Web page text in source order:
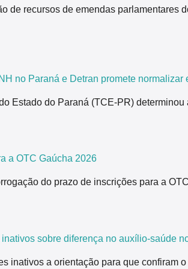
de recursos de emendas
no Paraná e Detran promete normalizar
Estado do Paraná (TCE-PR)
a OTC Gaúcha 2026
do prazo de inscrições para a
sobre diferença no auxílio-saúde
inativos a orientação para que